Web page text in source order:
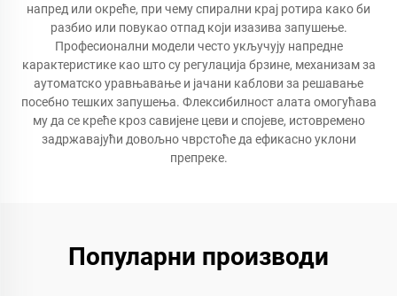
напред или окреће, при чему спирални крај ротира како би
разбио или повукао отпад који изазива запушење.
Професионални модели често укључују напредне
карактеристике као што су регулација брзине, механизам за
аутоматско уравњавање и јачани каблови за решавање
посебно тешких запушења. Флексибилност алата омогућава
му да се креће кроз савијене цеви и спојеве, истовремено
задржавајући довољно чврстоће да ефикасно уклони
препреке.
Популарни производи